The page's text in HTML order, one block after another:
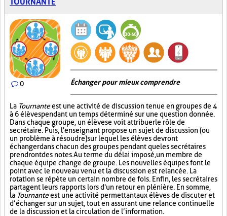
0 Échanger pour mieux comprendre
La Tournanteest une activité de discussion tenue en groupes de 4
à 6 élèves pendant un temps déterminé sur une question donnée.
Dans chaque groupe, un élève se voit attribuer le rôle de
secrétaire. Puis, l'enseignant propose un sujet de discussion (ou
un problème à résoudre) sur lequel les élèves devront
échanger dans chacun des groupes pendant que les secrétaires
prendront des notes. Au terme du délai imposé, un membre de
chaque équipe change de groupe. Les nouvelles équipes font le
point avec le nouveau venu et la discussion est relancée. La
rotation se répète un certain nombre de fois. Enfin, les secrétaires
partagent leurs rapports lors d'un retour en plénière. En somme,
la Tournanteest une activité permettant aux élèves de discuter et
d’échanger sur un sujet, tout en assurant une relance continuelle
de la discussion et la circulation de l’information.